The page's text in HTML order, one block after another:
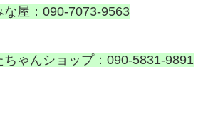
屋：090-7073-9563
ョップ：090-5831-9891